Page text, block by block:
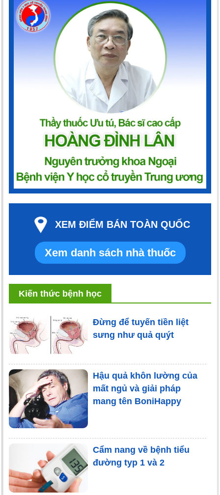
XEM ĐIỂM BÁN TOÀN QUỐC
Xem danh sách nhà thuốc
Kiến thức bệnh học
Đừng để tuyến tiền liệt
sưng như quả quýt
Hậu quả khôn lường của
mất ngủ và giải pháp
mang tên BoniHappy
Cẩm nang về bệnh tiểu
đường typ 1 và 2